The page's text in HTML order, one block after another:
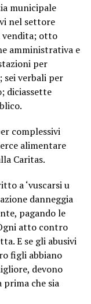
municipale
nel settore
otto
amministrativa e
per
verbali per
diciassette
complessivi
alimentare
Caritas.
a ‘vuscarsi u
danneggia
pagando le
atto contro
E se gli abusivi
figli abbiano
devono
che sia